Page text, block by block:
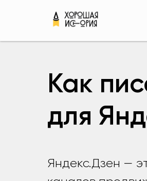
Как
для
Яндекс.Дзен —